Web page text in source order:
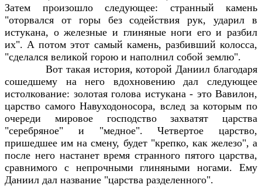
Затем произошло следующее: странный камень
"оторвался от горы без содействия рук, ударил в
истукана, о железные и глиняные ноги его и разбил
их". А потом этот самый камень, разбивший колосса,
"сделался великой горою и наполнил собой землю".
Вот такая история, которой Даниил благодаря
сошедшему на него вдохновению дал следующее
истолкование: золотая голова истукана - это Вавилон,
царство самого Навуходоносора, вслед за которым по
очереди мировое господство захватят царства
"серебряное" и "медное". Четвертое царство,
пришедшее им на смену, будет "крепко, как железо", а
после него настанет время странного пятого царства,
сравнимого с непрочными глиняными ногами. Ему
Даниил дал название "царства разделенного".